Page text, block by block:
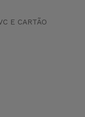
E CARTÃO